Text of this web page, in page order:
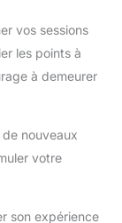
vos sessions
les points à
à demeurer
nouveaux
votre
son expérience